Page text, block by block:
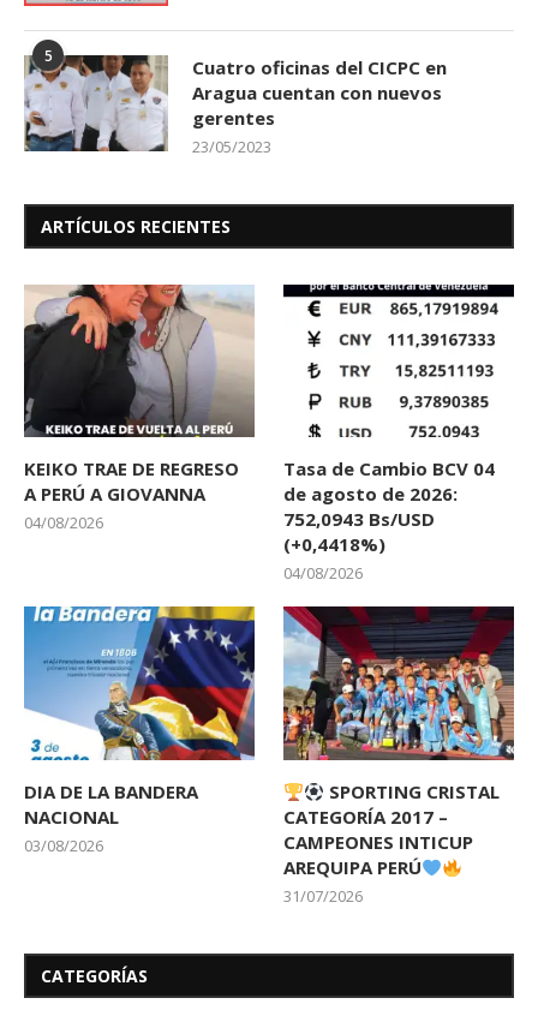
5
Cuatro oficinas del CICPC en
Aragua cuentan con nuevos
gerentes
23/05/2023
ARTÍCULOS RECIENTES
KEIKO TRAE DE REGRESO
A PERÚ A GIOVANNA
04/08/2026
Tasa de Cambio BCV 04
de agosto de 2026:
752,0943 Bs/USD
(+0,4418%)
04/08/2026
DIA DE LA BANDERA
NACIONAL
03/08/2026
SPORTING CRISTAL
CATEGORÍA 2017 –
CAMPEONES INTICUP
AREQUIPA PERÚ
31/07/2026
CATEGORÍAS